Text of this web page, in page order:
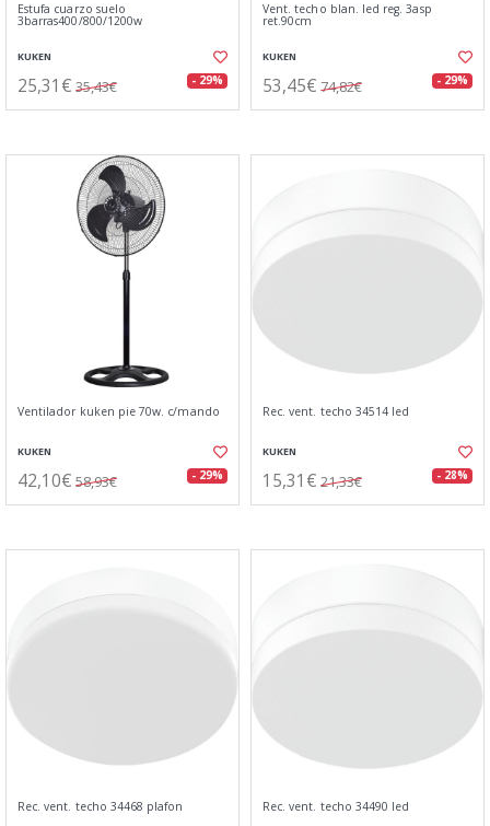
Estufa cuarzo suelo
3barras400/800/1200w
KUKEN
25,31€ 35,43€ - 29%
Vent. techo blan. led reg. 3asp
ret.90cm
KUKEN
53,45€ 74,82€ - 29%
Ventilador kuken pie 70w. c/mando
KUKEN
42,10€ 58,93€ - 29%
Rec. vent. techo 34514 led
KUKEN
15,31€ 21,33€ - 28%
Rec. vent. techo 34468 plafon Rec. vent. techo 34490 led